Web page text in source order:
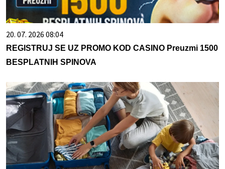
20. 07. 2026 08:04
REGISTRUJ SE UZ PROMO KOD CASINO Preuzmi 1500
BESPLATNIH SPINOVA